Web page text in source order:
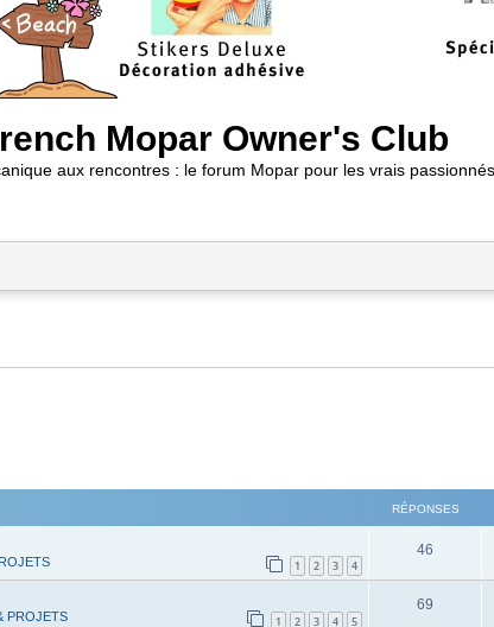
Mopar Owner's Club
aux rencontres : le forum Mopar pour les vrais passionnés.
RÉPONSES
1 2 3 4
46
é
PROJETS 1 2 3 4 5
69